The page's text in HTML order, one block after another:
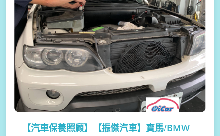
【汽車保養照顧】
【振傑汽車】寶馬/BMW